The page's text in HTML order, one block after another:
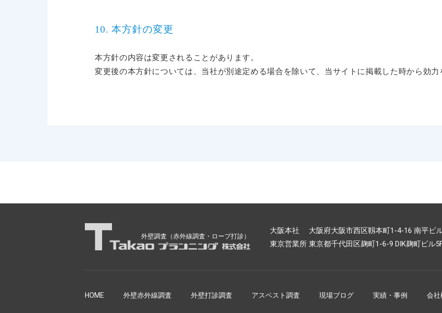
10. 本方針の変更
本方針の内容は変更されることがあります。
変更後の本方針については、当社が別途定める場合を除いて、当サイトに掲載した時から効
外壁調査（赤外線調査・ロープ打診）
大阪本社 大阪府大阪市西区靱本町1-4-16 南平
東京営業所 東京都千代田区麹町1-6-9 DIK麹町ビル
HOME 外壁赤外線調査 外壁打診調査 アスベスト調査 現場ブログ 実績・事例 会社